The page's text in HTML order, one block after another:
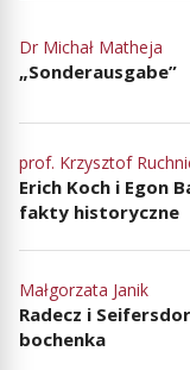
Dr Michał Matheja
„Sonderausgabe”
prof. Krzysztof
Erich Koch i Egon
fakty historyczne
Małgorzata Janik
Radecz i
bochenka